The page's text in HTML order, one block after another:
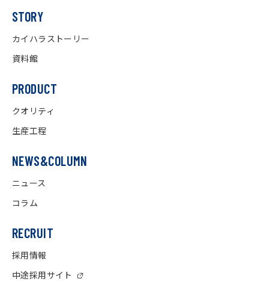
STORY
カイハラストーリー
資料館
PRODUCT
クオリティ
生産工程
NEWS&COLUMN
ニュース
コラム
RECRUIT
採用情報
中途採用サイト